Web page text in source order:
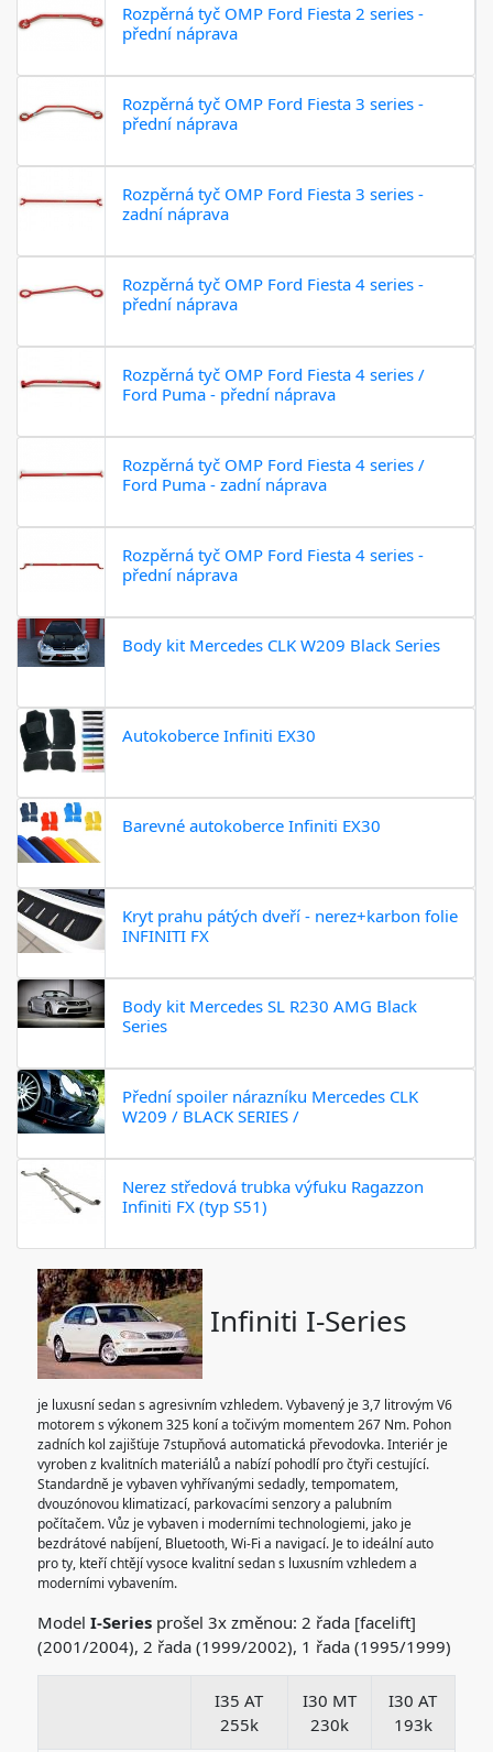
Rozpěrná tyč OMP Ford Fiesta 2 series -
přední náprava
Rozpěrná tyč OMP Ford Fiesta 3 series -
přední náprava
Rozpěrná tyč OMP Ford Fiesta 3 series -
zadní náprava
Rozpěrná tyč OMP Ford Fiesta 4 series -
přední náprava
Rozpěrná tyč OMP Ford Fiesta 4 series /
Ford Puma - přední náprava
Rozpěrná tyč OMP Ford Fiesta 4 series /
Ford Puma - zadní náprava
Rozpěrná tyč OMP Ford Fiesta 4 series -
přední náprava
Body kit Mercedes CLK W209 Black Series
Autokoberce Infiniti EX30
Barevné autokoberce Infiniti EX30
Kryt prahu pátých dveří - nerez+karbon folie
INFINITI FX
Body kit Mercedes SL R230 AMG Black
Series
Přední spoiler nárazníku Mercedes CLK
W209 / BLACK SERIES /
Nerez středová trubka výfuku Ragazzon
Infiniti FX (typ S51)
Infiniti I-Series
je luxusní sedan s agresivním vzhledem. Vybavený je 3,7 litrovým V6
motorem s výkonem 325 koní a točivým momentem 267 Nm. Pohon
zadních kol zajišťuje 7stupňová automatická převodovka. Interiér je
vyroben z kvalitních materiálů a nabízí pohodlí pro čtyři cestující.
Standardně je vybaven vyhřívanými sedadly, tempomatem,
dvouzónovou klimatizací, parkovacími senzory a palubním
počítačem. Vůz je vybaven i moderními technologiemi, jako je
bezdrátové nabíjení, Bluetooth, Wi-Fi a navigací. Je to ideální auto
pro ty, kteří chtějí vysoce kvalitní sedan s luxusním vzhledem a
moderními vybavením.
Model I-Seriesprošel 3x změnou: 2 řada [facelift]
(2001/2004), 2 řada (1999/2002), 1 řada (1995/1999)
I35 AT
255k
I30 MT
230k
I30 AT
193k